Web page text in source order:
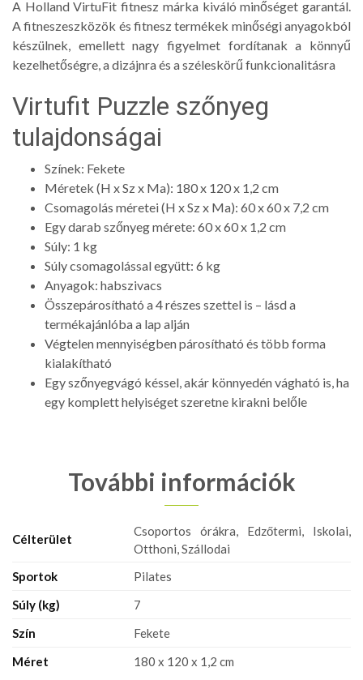
A Holland VirtuFit fitnesz márka kiváló minőséget garantál.
A fitneszeszközök és fitnesz termékek minőségi anyagokból
készülnek, emellett nagy figyelmet fordítanak a könnyű
kezelhetőségre, a dizájnra és a széleskörű funkcionalitásra
Virtufit Puzzle szőnyeg
tulajdonságai
Színek: Fekete
Méretek (H x Sz x Ma): 180 x 120 x 1,2 cm
Csomagolás méretei (H x Sz x Ma): 60 x 60 x 7,2 cm
Egy darab szőnyeg mérete: 60 x 60 x 1,2 cm
Súly: 1 kg
Súly csomagolással együtt: 6 kg
Anyagok: habszivacs
Összepárosítható a 4 részes szettel is – lásd a
termékajánlóba a lap alján
Végtelen mennyiségben párosítható és több forma
kialakítható
Egy szőnyegvágó késsel, akár könnyedén vágható is, ha
egy komplett helyiséget szeretne kirakni belőle
További információk
Célterület
Csoportos órákra, Edzőtermi, Iskolai,
Otthoni, Szállodai
Sportok
Pilates
Súly (kg)
7
Szín
Fekete
Méret
180 x 120 x 1,2 cm